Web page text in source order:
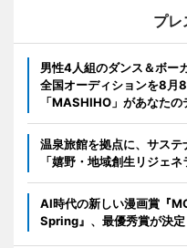
プレ
男性4人組のダンス＆ボー
全国オーディションを8月
「MASHIHO」があなた
温泉旅館を拠点に、サス
「嬉野・地域創生リジェ
AI時代の新しい漫画賞『
Spring』、最優秀賞が決定